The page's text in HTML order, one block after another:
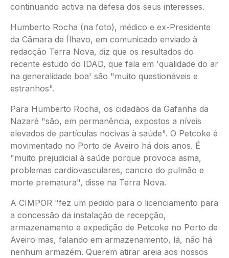
continuando activa na defesa dos seus interesses.
Humberto Rocha (na foto), médico e ex-Presidente
da Câmara de Ílhavo, em comunicado enviado à
redacção Terra Nova, diz que os resultados do
recente estudo do IDAD, que fala em 'qualidade do ar
na generalidade boa' são "muito questionáveis e
estranhos".
Para Humberto Rocha, os cidadãos da Gafanha da
Nazaré "são, em permanência, expostos a níveis
elevados de partículas nocivas à saúde". O Petcoke é
movimentado no Porto de Aveiro há dois anos. É
"muito prejudicial à saúde porque provoca asma,
problemas cardiovasculares, cancro do pulmão e
morte prematura", disse na Terra Nova.
A CIMPOR "fez um pedido para o licenciamento para
a concessão da instalação de recepção,
armazenamento e expedição de Petcoke no Porto de
Aveiro mas, falando em armazenamento, lá, não há
nenhum armazém. Querem atirar areia aos nossos